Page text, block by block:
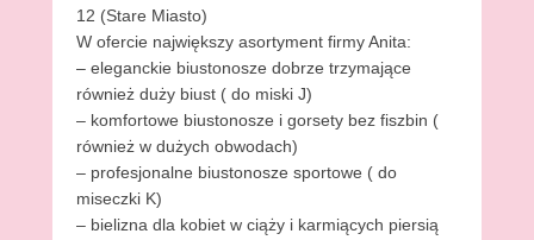
12 (Stare Miasto)
W ofercie największy asortyment firmy Anita:
– eleganckie biustonosze dobrze trzymające
również duży biust ( do miski J)
– komfortowe biustonosze i gorsety bez fiszbin (
również w dużych obwodach)
– profesjonalne biustonosze sportowe ( do
miseczki K)
– bielizna dla kobiet w ciąży i karmiących piersią